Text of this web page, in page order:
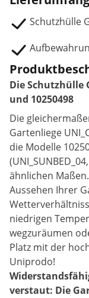
Schutzhülle
Die Schutzhülle
und 10250498
Die
Gartenliege
die Modelle
ähnlichen
Aussehen Ihrer
niedrigen
wegzuräumen
Platz mit der
Uniprodo!
verstaut: Die